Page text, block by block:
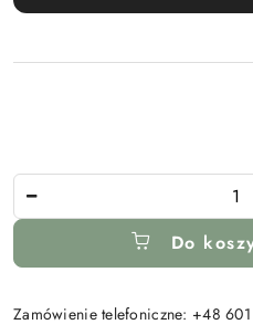
Do
Zamówienie telefoniczne: +48